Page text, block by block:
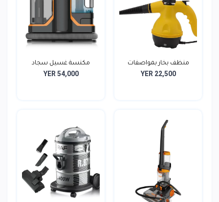
منظف بخار بمواصفات
عالي...
YER 22,500
مكنسة غسيل سجاد
واقمشة...
YER 54,000